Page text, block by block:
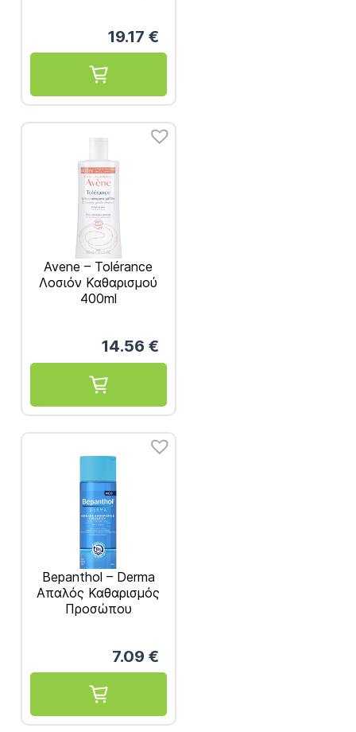
19.17 €
Avene – Tolérance
Λοσιόν Καθαρισμού
400ml
14.56 €
Bepanthol – Derma
Απαλός Καθαρισμός
Προσώπου
7.09 €